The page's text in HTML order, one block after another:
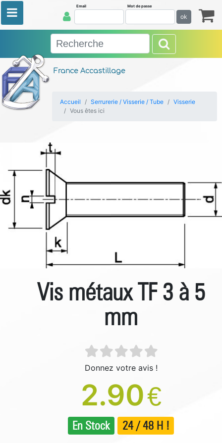
France Accastillage
Email Mot de passe
ok
Accueil Serrurerie / Visserie / Tube
Visserie
Vous êtes ici
Vis métaux TF 3 à 5
mm
Donnez votre avis !
2.90€
En Stock 24 / 48 H !